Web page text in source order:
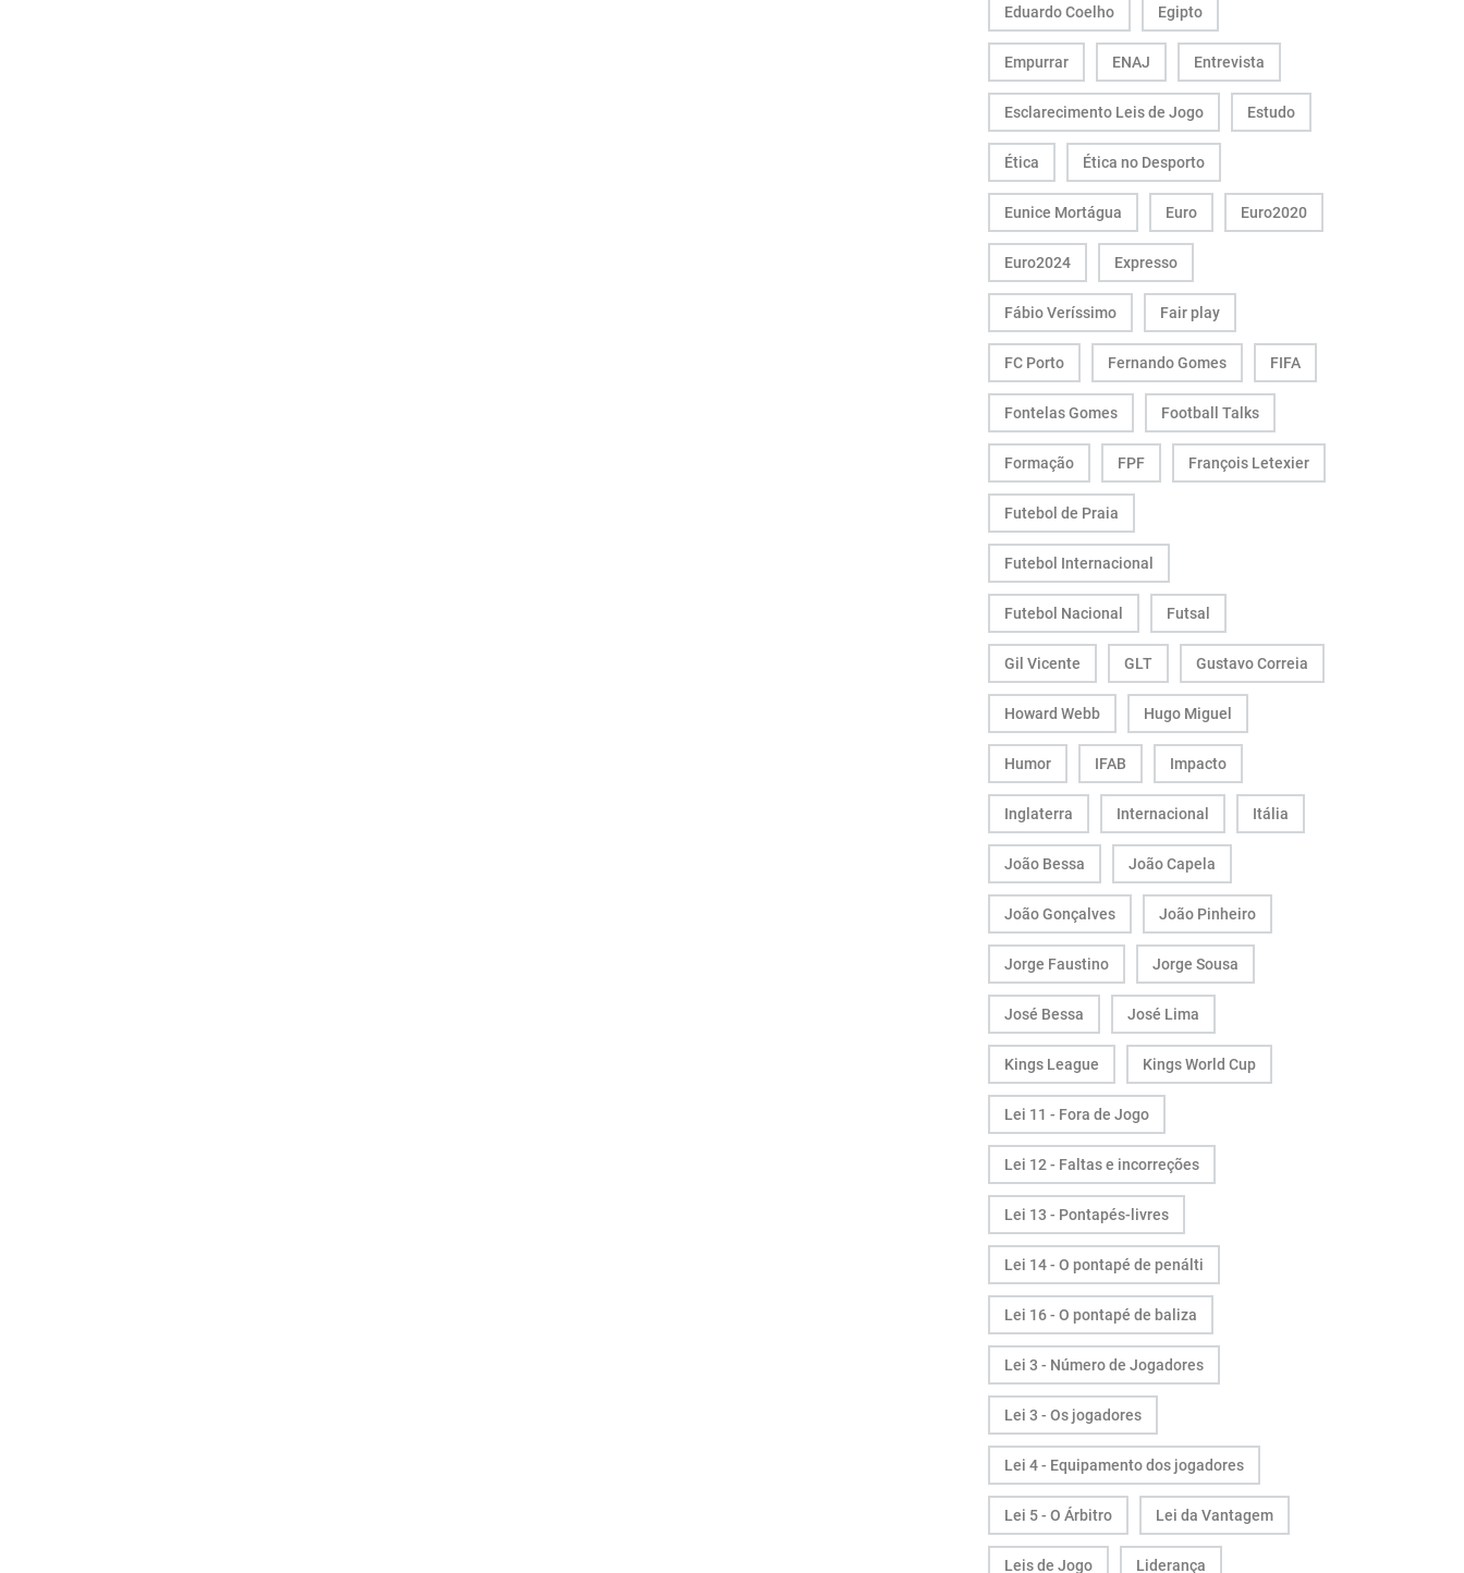
Eduardo Coelho Egipto
Empurrar ENAJ Entrevista
Esclarecimento Leis de Jogo Estudo
Ética Ética no Desporto
Eunice Mortágua Euro Euro2020
Euro2024 Expresso
Fábio Veríssimo Fair play
FC Porto Fernando Gomes FIFA
Fontelas Gomes Football Talks
Formação FPF François Letexier
Futebol de Praia
Futebol Internacional
Futebol Nacional Futsal
Gil Vicente GLT Gustavo Correia
Howard Webb Hugo Miguel
Humor IFAB Impacto
Inglaterra Internacional Itália
João Bessa João Capela
João Gonçalves João Pinheiro
Jorge Faustino Jorge Sousa
José Bessa José Lima
Kings League Kings World Cup
Lei 11 - Fora de Jogo
Lei 12 - Faltas e incorreções
Lei 13 - Pontapés-livres
Lei 14 - O pontapé de penálti
Lei 16 - O pontapé de baliza
Lei 3 - Número de Jogadores
Lei 3 - Os jogadores
Lei 4 - Equipamento dos jogadores
Lei 5 - O Árbitro Lei da Vantagem
Leis de Jogo Liderança